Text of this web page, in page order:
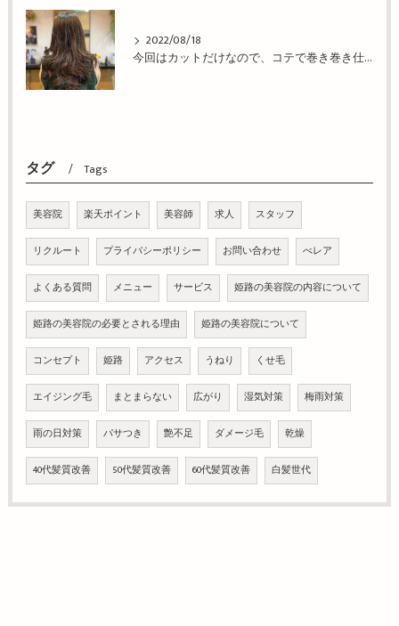
2022/08/18
今回はカットだけなので、コテで巻き巻き仕上げ！姫路市の美容院BEREA(ベレア)はお客様のキレイを叶える美容室／ヘアサロン
タグ Tags
美容院 楽天ポイント 美容師 求人 スタッフ
リクルート プライバシーポリシー お問い合わせ べレア
よくある質問 メニュー サービス 姫路の美容院の内容について
姫路の美容院の必要とされる理由 姫路の美容院について
コンセプト 姫路 アクセス うねり くせ毛
エイジング毛 まとまらない 広がり 湿気対策 梅雨対策
雨の日対策 パサつき 艶不足 ダメージ毛 乾燥
40代髪質改善 50代髪質改善 60代髪質改善 白髪世代